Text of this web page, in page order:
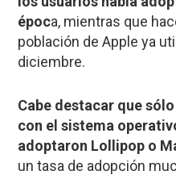
época, mientras que
población de Apple ya
diciembre.
Cabe destacar que
con el sistema
adoptaron Lollipop o
un tasa de adopción